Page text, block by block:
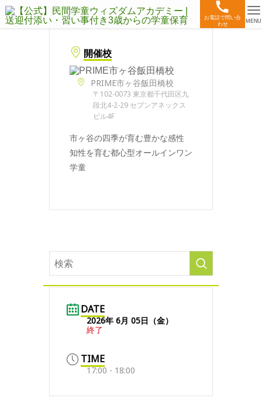
お電話で問い合
わせ
MENU
開催校
PRIME市ヶ谷飯田橋校
〒102-0073 東京都千代田区九
段北4-2-29 セブンアネックス
ビル4F
市ヶ谷の四季が育む豊かな感性
知性を育む都心型オールインワン
学童
DATE
2026年 6月 05日（金）
終了
TIME
17:00 - 18:00